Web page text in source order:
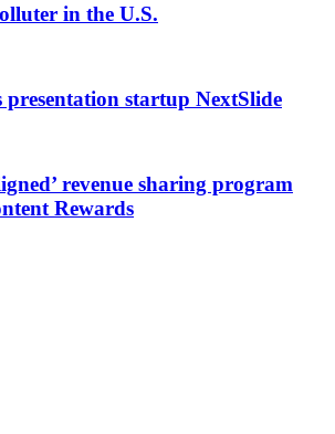
in the U.S.
presentation startup NextSlide
revenue sharing program
Rewards